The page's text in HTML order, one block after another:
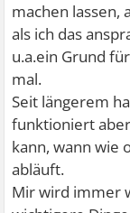
machen lassen,
als ich das
u.a.ein Grund
mal.
Seit längerem
funktioniert
kann, wann wie
abläuft.
Mir wird immer